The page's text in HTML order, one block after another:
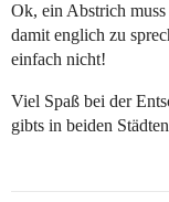
Ok, ein Abstrich
damit englich zu
einfach nicht!
Viel Spaß bei der
gibts in beiden Städten